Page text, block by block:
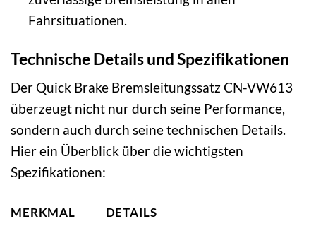
Fahrsituationen.
Technische Details und Spezifikationen
Der Quick Brake Bremsleitungssatz CN-VW613
überzeugt nicht nur durch seine Performance,
sondern auch durch seine technischen Details.
Hier ein Überblick über die wichtigsten
Spezifikationen:
MERKMAL DETAILS